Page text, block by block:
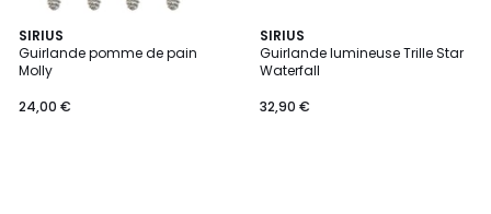
SIRIUS
Guirlande pomme de pain
Molly
24,00 €
SIRIUS
Guirlande lumineuse Trille Star
Waterfall
32,90 €